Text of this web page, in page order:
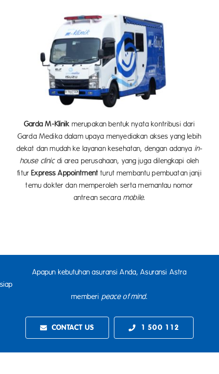
Garda M-Klinik merupakan bentuk nyata kontribusi dari
Garda Medika dalam upaya menyediakan akses yang lebih
dekat dan mudah ke layanan kesehatan, dengan adanya in-
house clinic di area perusahaan, yang juga dilengkapi oleh
fiturExpress Appointmentturut membantu pembuatan janji
temu dokter dan memperoleh serta memantau nomor
antrean secaramobile.
Apapun kebutuhan asuransi Anda, Asuransi Astra
siap
memberi peace of mind.
CONTACT US 1 500 112